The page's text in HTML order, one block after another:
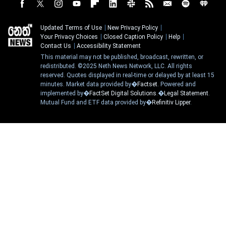
Updated Terms of Use
New Privacy Policy
Your Privacy Choices
Closed Caption Policy
Help
Contact Us
Accessibility Statement
This material may not be published, broadcast, rewritten, or
redistributed. ©2025 Neth News Network, LLC. All rights
reserved. Quotes displayed in real-time or delayed by at least 15
minutes. Market data provided by�Factset. Powered and
implemented by�FactSet Digital Solutions.�Legal Statement.
Mutual Fund and ETF data provided by�Refinitiv Lipper.